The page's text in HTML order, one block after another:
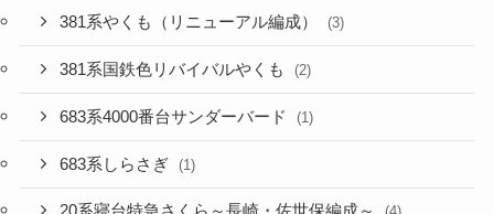
381系やくも（リニューアル編成） (3)
381系国鉄色リバイバルやくも (2)
683系4000番台サンダーバード (1)
683系しらさぎ (1)